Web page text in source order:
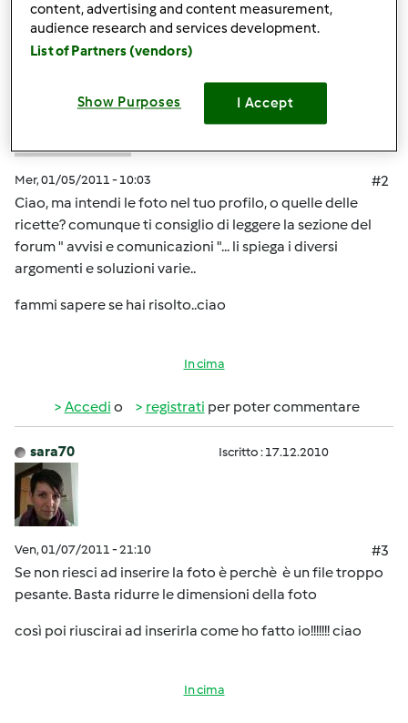
Anonimo (non verificato)
Mer, 01/05/2011 - 10:03
#2
Ciao, ma intendi le foto nel tuo profilo, o quelle delle
ricette? comunque ti consiglio di leggere la sezione del
forum " avvisi e comunicazioni "... li spiega i diversi
argomenti e soluzioni varie..
fammi sapere se hai risolto..ciao
In cima
Accedi o registrati per poter commentare
sara70 Iscritto : 17.12.2010
Ven, 01/07/2011 - 21:10
#3
Se non riesci ad inserire la foto è perchè è un file troppo
pesante. Basta ridurre le dimensioni della foto
così poi riuscirai ad inserirla come ho fatto io!!!!!!! ciao
In cima
content, advertising and content measurement,
audience research and services development.
List of Partners (vendors)
Show Purposes I Accept